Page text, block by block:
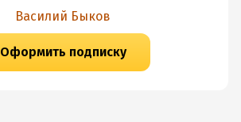
Василий Быков
Оформить подписку